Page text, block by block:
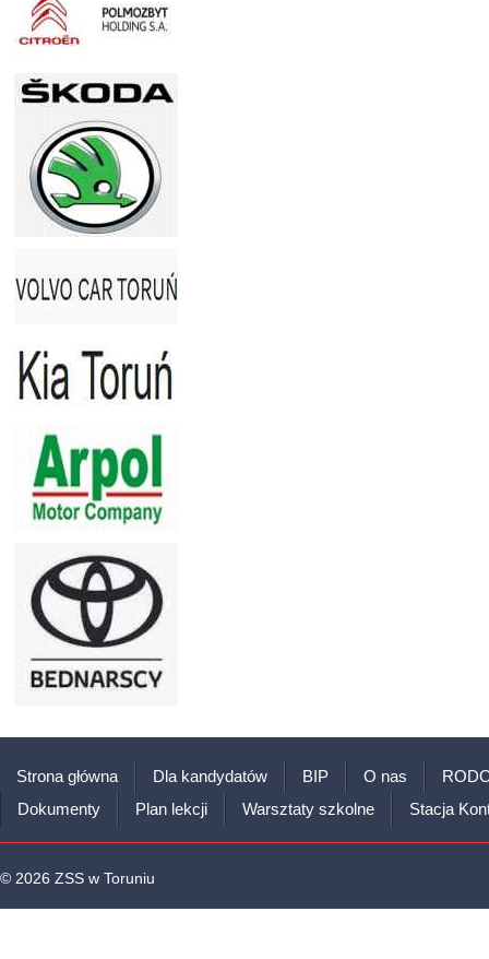
Strona główna Dla kandydatów BIP O nas
Dokumenty
Plan lekcji Warsztaty szkolne Stacja
© 2026 ZSS w Toruniu